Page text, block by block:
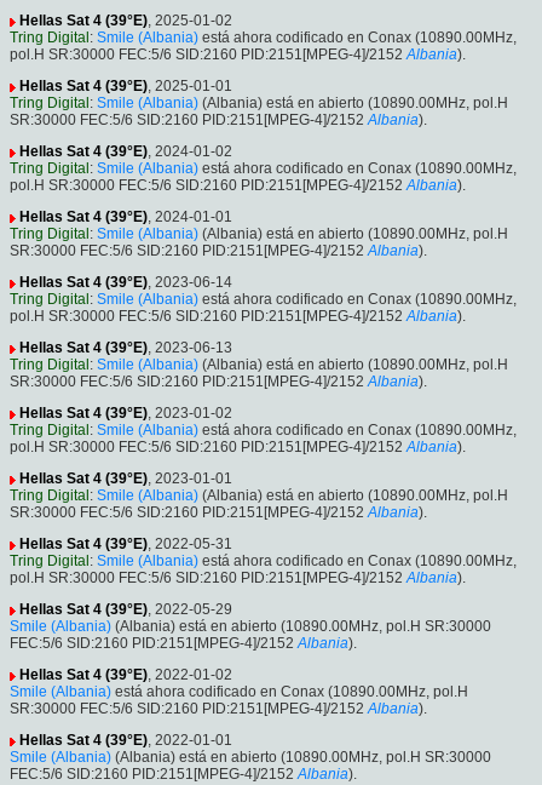
Hellas Sat 4 (39°E), 2025-01-02
Tring Digital : Smile (Albania) está ahora codificado en Conax (10890.00MHz,
pol.H SR:30000 FEC:5/6 SID:2160 PID:2151[MPEG-4]/2152 Albania).
Hellas Sat 4 (39°E), 2025-01-01
Tring Digital : Smile (Albania) (Albania) está en abierto (10890.00MHz, pol.H
SR:30000 FEC:5/6 SID:2160 PID:2151[MPEG-4]/2152 Albania).
Hellas Sat 4 (39°E), 2024-01-02
Tring Digital : Smile (Albania) está ahora codificado en Conax (10890.00MHz,
pol.H SR:30000 FEC:5/6 SID:2160 PID:2151[MPEG-4]/2152 Albania).
Hellas Sat 4 (39°E), 2024-01-01
Tring Digital : Smile (Albania) (Albania) está en abierto (10890.00MHz, pol.H
SR:30000 FEC:5/6 SID:2160 PID:2151[MPEG-4]/2152 Albania).
Hellas Sat 4 (39°E), 2023-06-14
Tring Digital : Smile (Albania) está ahora codificado en Conax (10890.00MHz,
pol.H SR:30000 FEC:5/6 SID:2160 PID:2151[MPEG-4]/2152 Albania).
Hellas Sat 4 (39°E), 2023-06-13
Tring Digital : Smile (Albania) (Albania) está en abierto (10890.00MHz, pol.H
SR:30000 FEC:5/6 SID:2160 PID:2151[MPEG-4]/2152 Albania).
Hellas Sat 4 (39°E), 2023-01-02
Tring Digital : Smile (Albania) está ahora codificado en Conax (10890.00MHz,
pol.H SR:30000 FEC:5/6 SID:2160 PID:2151[MPEG-4]/2152 Albania).
Hellas Sat 4 (39°E), 2023-01-01
Tring Digital : Smile (Albania) (Albania) está en abierto (10890.00MHz, pol.H
SR:30000 FEC:5/6 SID:2160 PID:2151[MPEG-4]/2152 Albania).
Hellas Sat 4 (39°E), 2022-05-31
Tring Digital : Smile (Albania) está ahora codificado en Conax (10890.00MHz,
pol.H SR:30000 FEC:5/6 SID:2160 PID:2151[MPEG-4]/2152 Albania).
Hellas Sat 4 (39°E), 2022-05-29
Smile (Albania) (Albania) está en abierto (10890.00MHz, pol.H SR:30000
FEC:5/6 SID:2160 PID:2151[MPEG-4]/2152 Albania).
Hellas Sat 4 (39°E), 2022-01-02
Smile (Albania) está ahora codificado en Conax (10890.00MHz, pol.H
SR:30000 FEC:5/6 SID:2160 PID:2151[MPEG-4]/2152 Albania).
Hellas Sat 4 (39°E), 2022-01-01
Smile (Albania) (Albania) está en abierto (10890.00MHz, pol.H SR:30000
FEC:5/6 SID:2160 PID:2151[MPEG-4]/2152 Albania).